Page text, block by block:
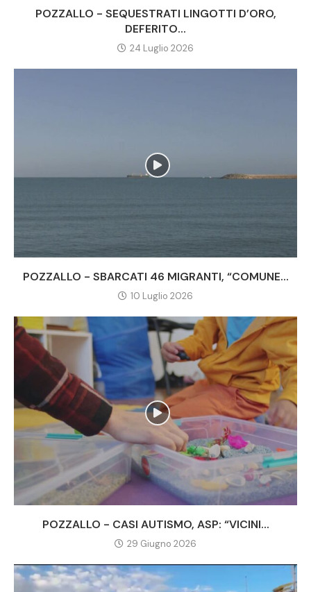
POZZALLO - SEQUESTRATI LINGOTTI D’ORO,
DEFERITO...
24 Luglio 2026
POZZALLO - SBARCATI 46 MIGRANTI, “COMUNE...
10 Luglio 2026
POZZALLO - CASI AUTISMO, ASP: “VICINI...
29 Giugno 2026